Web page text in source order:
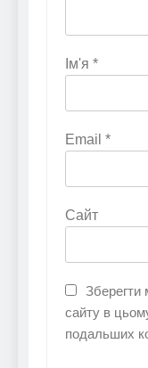
Ім'я *
Email *
Сайт
Зберегти
сайту в
подальших